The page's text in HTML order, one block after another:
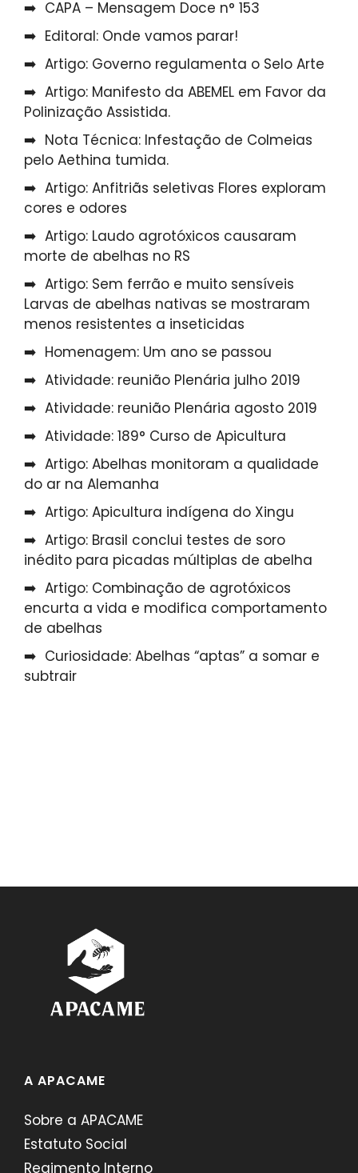
CAPA – Mensagem Doce n° 153
Editoral: Onde vamos parar!
Artigo: Governo regulamenta o Selo Arte
Artigo: Manifesto da ABEMEL em Favor da
Polinização Assistida.
Nota Técnica: Infestação de Colmeias
pelo Aethina tumida.
Artigo: Anfitriãs seletivas Flores exploram
cores e odores
Artigo: Laudo agrotóxicos causaram
morte de abelhas no RS
Artigo: Sem ferrão e muito sensíveis
Larvas de abelhas nativas se mostraram
menos resistentes a inseticidas
Homenagem: Um ano se passou
Atividade: reunião Plenária julho 2019
Atividade: reunião Plenária agosto 2019
Atividade: 189° Curso de Apicultura
Artigo: Abelhas monitoram a qualidade
do ar na Alemanha
Artigo: Apicultura indígena do Xingu
Artigo: Brasil conclui testes de soro
inédito para picadas múltiplas de abelha
Artigo: Combinação de agrotóxicos
encurta a vida e modifica comportamento
de abelhas
Curiosidade: Abelhas “aptas” a somar e
subtrair
A APACAME
Sobre a APACAME
Estatuto Social
Regimento Interno